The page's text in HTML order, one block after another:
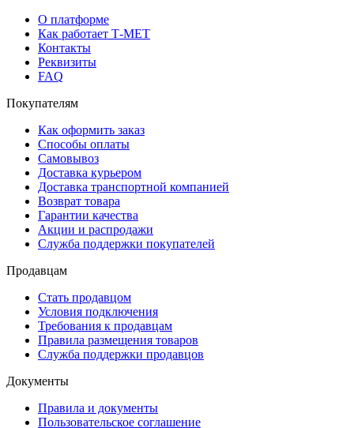
О платформе
Как работает Т-МЕТ
Контакты
Реквизиты
FAQ
Покупателям
Как оформить заказ
Способы оплаты
Самовывоз
Доставка курьером
Доставка транспортной компанией
Возврат товара
Гарантии качества
Акции и распродажи
Служба поддержки покупателей
Продавцам
Стать продавцом
Условия подключения
Требования к продавцам
Правила размещения товаров
Служба поддержки продавцов
Документы
Правила и документы
Пользовательское соглашение